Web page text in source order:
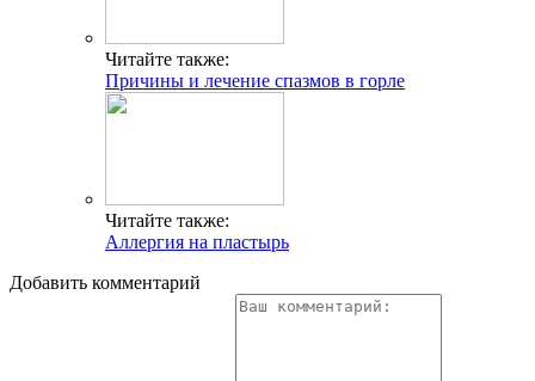
Читайте также:
Причины и лечение спазмов в горле
Читайте также:
Аллергия на пластырь
Добавить комментарий